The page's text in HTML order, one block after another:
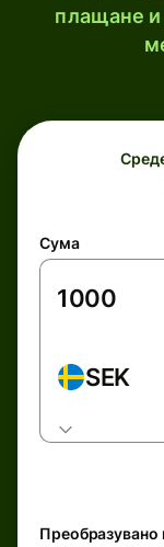
плащане и
Сума
SEK
Преобразувано